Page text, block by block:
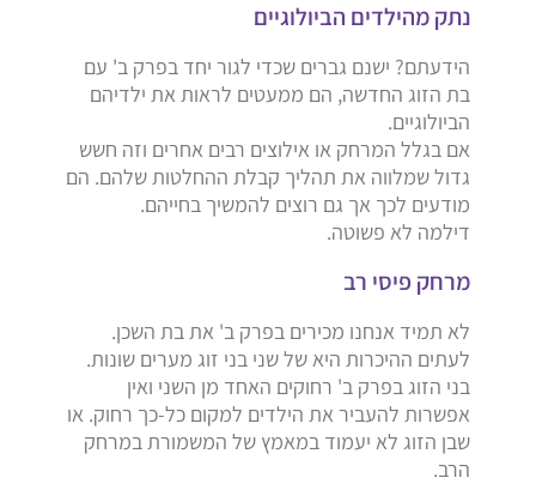
נתק מהילדים הביולוגיים
הידעתם? ישנם גברים שכדי לגור יחד בפרק ב' עם
בת הזוג החדשה, הם ממעטים לראות את ילדיהם
הביולוגיים.
אם בגלל המרחק או אילוצים רבים אחרים וזה חשש
גדול שמלווה את תהליך קבלת ההחלטות שלהם. הם
מודעים לכך אך גם רוצים להמשיך בחייהם.
דילמה לא פשוטה.
מרחק פיסי רב
לא תמיד אנחנו מכירים בפרק ב' את בת השכן.
לעתים ההיכרות היא של שני בני זוג מערים שונות.
בני הזוג בפרק ב' רחוקים האחד מן השני ואין
אפשרות להעביר את הילדים למקום כל-כך רחוק. או
שבן הזוג לא יעמוד במאמץ של המשמורת במרחק
הרב.